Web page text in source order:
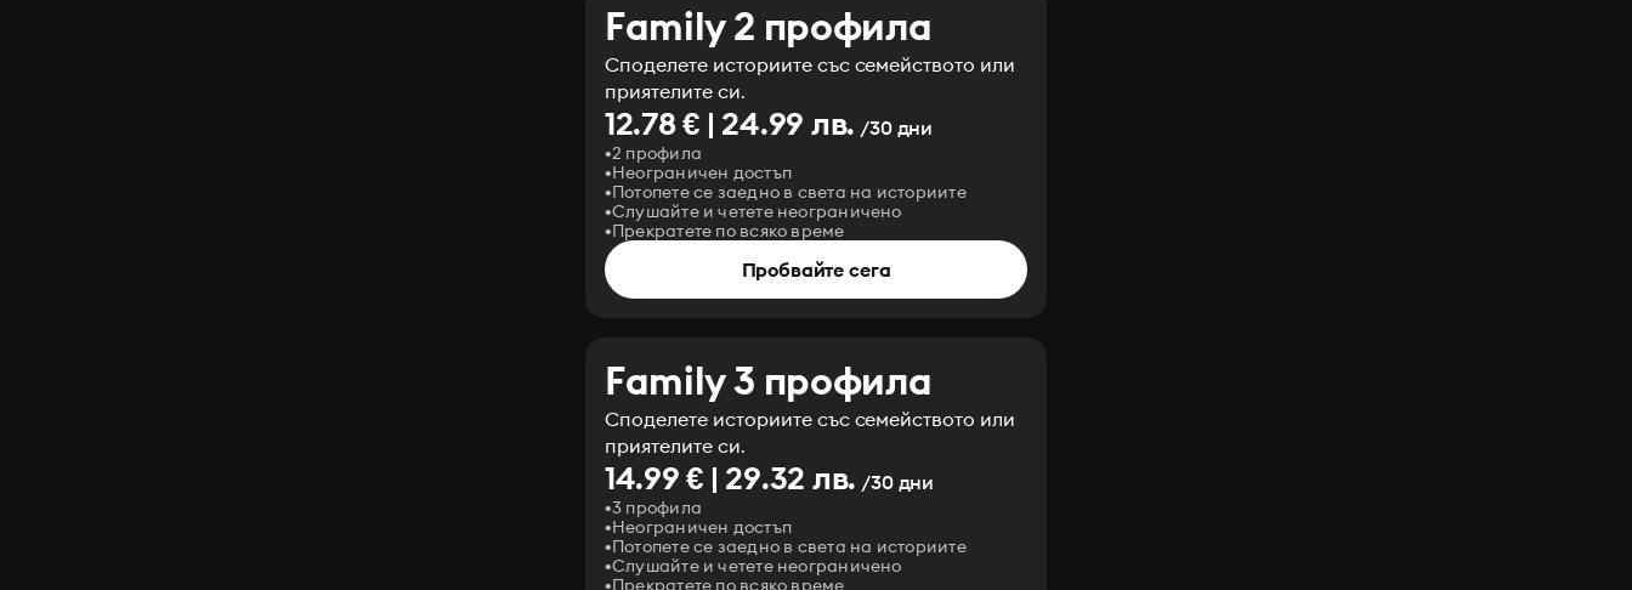
Family 2 профила
Споделете историите със семейството или
приятелите си.
12.78 € | 24.99 лв. /30 дни
2 профила
Неограничен достъп
Потопете се заедно в света на историите
Слушайте и четете неограничено
Прекратете по всяко време
Пробвайте сега
Family 3 профила
Споделете историите със семейството или
приятелите си.
14.99 € | 29.32 лв. /30 дни
3 профила
Неограничен достъп
Потопете се заедно в света на историите
Слушайте и четете неограничено
Прекратете по всяко време